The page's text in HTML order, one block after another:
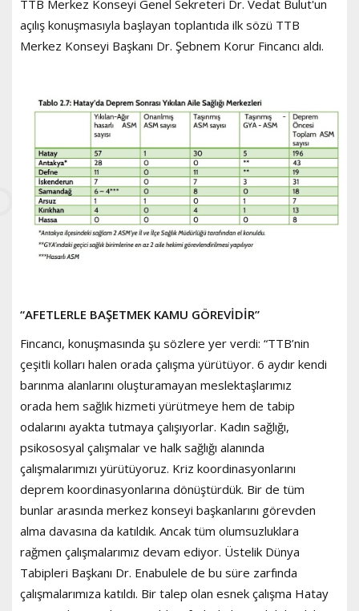
TTB Merkez Konseyi Genel Sekreteri Dr. Vedat Bulut'un
açılış konuşmasıyla başlayan toplantıda ilk sözü TTB
Merkez Konseyi Başkanı Dr. Şebnem Korur Fincancı aldı.
“AFETLERLE BAŞETMEK KAMU GÖREVİDİR”
Fincancı, konuşmasında şu sözlere yer verdi: “TTB’nin
çeşitli kolları halen orada çalışma yürütüyor. 6 aydır kendi
barınma alanlarını oluşturamayan meslektaşlarımız
orada hem sağlık hizmeti yürütmeye hem de tabip
odalarını ayakta tutmaya çalışıyorlar. Kadın sağlığı,
psikososyal çalışmalar ve halk sağlığı alanında
çalışmalarımızı yürütüyoruz. Kriz koordinasyonlarını
deprem koordinasyonlarına dönüştürdük. Bir de tüm
bunlar arasında merkez konseyi başkanlarını görevden
alma davasına da katıldık. Ancak tüm olumsuzluklara
rağmen çalışmalarımız devam ediyor. Üstelik Dünya
Tabipleri Başkanı Dr. Enabulele de bu süre zarfında
çalışmalarımıza katıldı. Bir talep olan esnek çalışma Hatay